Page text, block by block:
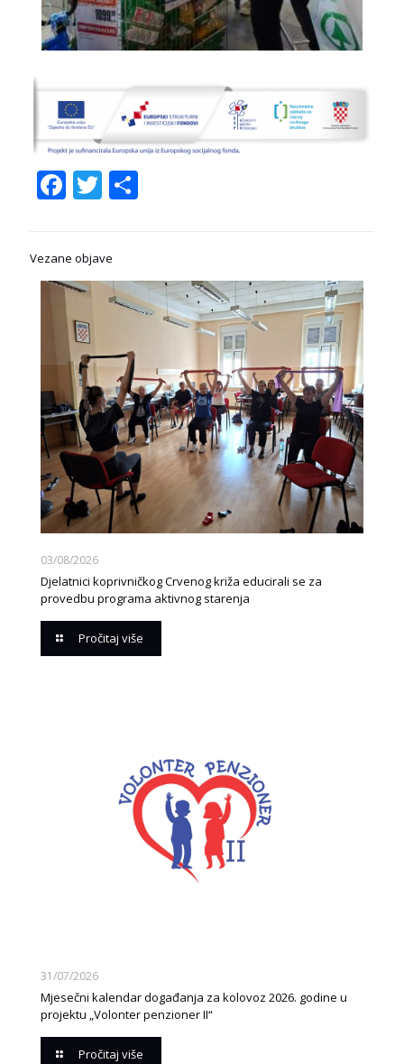
Facebook
Twitter
Share
Vezane objave
03/08/2026
Djelatnici koprivničkog Crvenog križa educirali se za
provedbu programa aktivnog starenja
Pročitaj više
31/07/2026
Mjesečni kalendar događanja za kolovoz 2026. godine u
projektu „Volonter penzioner II“
Pročitaj više